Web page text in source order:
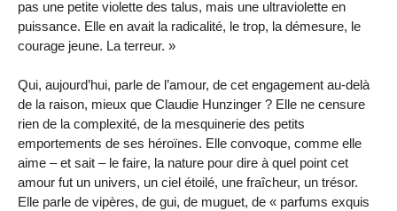
pas une petite violette des talus, mais une ultraviolette en
puissance. Elle en avait la radicalité, le trop, la démesure, le
courage jeune. La terreur. »
Qui, aujourd’hui, parle de l’amour, de cet engagement au-delà
de la raison, mieux que Claudie Hunzinger ? Elle ne censure
rien de la complexité, de la mesquinerie des petits
emportements de ses héroïnes. Elle convoque, comme elle
aime – et sait – le faire, la nature pour dire à quel point cet
amour fut un univers, un ciel étoilé, une fraîcheur, un trésor.
Elle parle de vipères, de gui, de muguet, de « parfums exquis